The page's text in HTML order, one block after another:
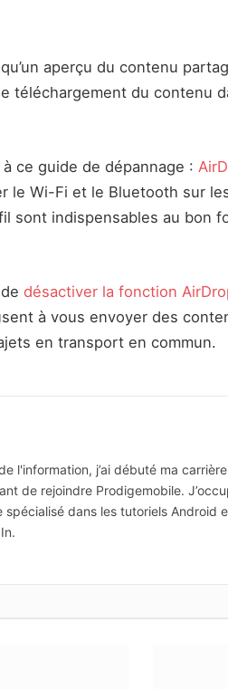
aperçu du contenu
téléchargement du contenu
ce guide de dépannage :
le Wi-Fi et le Bluetooth sur
sont indispensables au bon
désactiver la fonction
à vous envoyer des
en transport en commun.
l'information, j’ai débuté ma
de rejoindre Prodigemobile.
dans les tutoriels Android